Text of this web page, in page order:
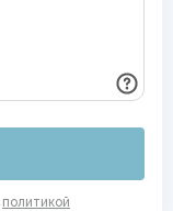
политикой